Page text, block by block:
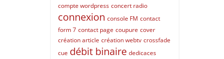
compte wordpress concert radio
connexion console FM contact
form 7 contact page coupure cover
création article création webtv crossfade
cue débit binaire dedicaces